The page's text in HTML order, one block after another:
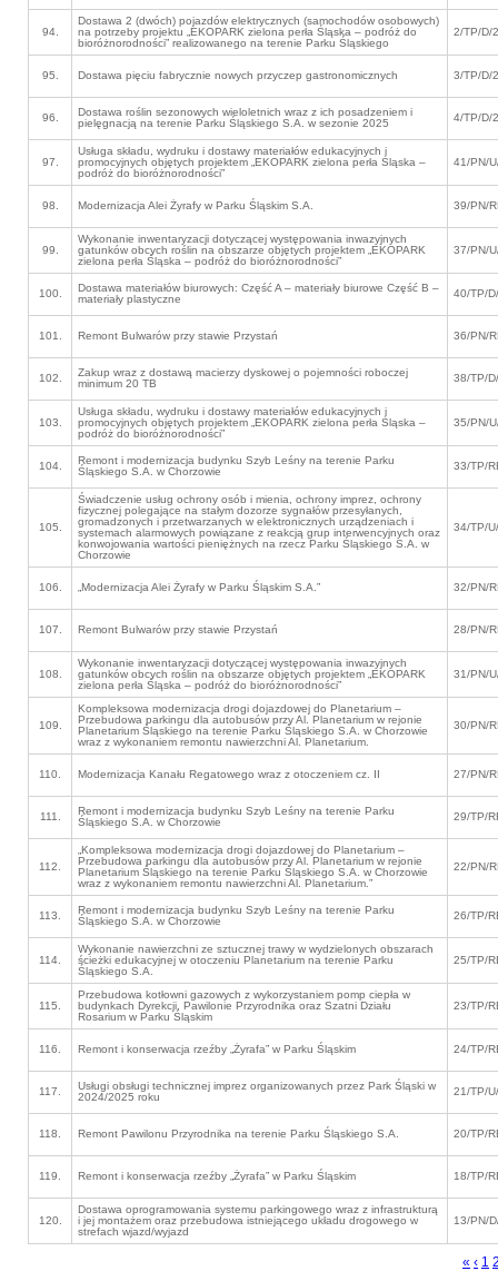
94.
Dostawa 2 (dwóch) pojazdów elektrycznych (samochodów osobowych)
na potrzeby projektu „EKOPARK zielona perła Śląska – podróż do
bioróżnorodności” realizowanego na terenie Parku Śląskiego
2/TP/D/
95. Dostawa pięciu fabrycznie nowych przyczep gastronomicznych 3/TP/D/
96.
Dostawa roślin sezonowych wieloletnich wraz z ich posadzeniem i
pielęgnacją na terenie Parku Śląskiego S.A. w sezonie 2025
4/TP/D/
97.
Usługa składu, wydruku i dostawy materiałów edukacyjnych i
promocyjnych objętych projektem „EKOPARK zielona perła Śląska –
podróż do bioróżnorodności”
41/PN/
98. Modernizacja Alei Żyrafy w Parku Śląskim S.A. 39/PN/
99.
Wykonanie inwentaryzacji dotyczącej występowania inwazyjnych
gatunków obcych roślin na obszarze objętych projektem „EKOPARK
zielona perła Śląska – podróż do bioróżnorodności”
37/PN/
100.
Dostawa materiałów biurowych: Część A – materiały biurowe Część B –
materiały plastyczne
40/TP/
101. Remont Bulwarów przy stawie Przystań 36/PN/
102.
Zakup wraz z dostawą macierzy dyskowej o pojemności roboczej
minimum 20 TB
38/TP/
103.
Usługa składu, wydruku i dostawy materiałów edukacyjnych i
promocyjnych objętych projektem „EKOPARK zielona perła Śląska –
podróż do bioróżnorodności”
35/PN/
104.
Remont i modernizacja budynku Szyb Leśny na terenie Parku
Śląskiego S.A. w Chorzowie
33/TP/
105.
Świadczenie usług ochrony osób i mienia, ochrony imprez, ochrony
fizycznej polegające na stałym dozorze sygnałów przesyłanych,
gromadzonych i przetwarzanych w elektronicznych urządzeniach i
systemach alarmowych powiązane z reakcją grup interwencyjnych oraz
konwojowania wartości pieniężnych na rzecz Parku Śląskiego S.A. w
Chorzowie
34/TP/
106. „Modernizacja Alei Żyrafy w Parku Śląskim S.A.” 32/PN/
107. Remont Bulwarów przy stawie Przystań 28/PN/
108.
Wykonanie inwentaryzacji dotyczącej występowania inwazyjnych
gatunków obcych roślin na obszarze objętych projektem „EKOPARK
zielona perła Śląska – podróż do bioróżnorodności”
31/PN/
109.
Kompleksowa modernizacja drogi dojazdowej do Planetarium –
Przebudowa parkingu dla autobusów przy Al. Planetarium w rejonie
Planetarium Śląskiego na terenie Parku Śląskiego S.A. w Chorzowie
wraz z wykonaniem remontu nawierzchni Al. Planetarium.
30/PN/
110. Modernizacja Kanału Regatowego wraz z otoczeniem cz. II 27/PN/
111.
Remont i modernizacja budynku Szyb Leśny na terenie Parku
Śląskiego S.A. w Chorzowie
29/TP/
112.
„Kompleksowa modernizacja drogi dojazdowej do Planetarium –
Przebudowa parkingu dla autobusów przy Al. Planetarium w rejonie
Planetarium Śląskiego na terenie Parku Śląskiego S.A. w Chorzowie
wraz z wykonaniem remontu nawierzchni Al. Planetarium.”
22/PN/
113.
Remont i modernizacja budynku Szyb Leśny na terenie Parku
Śląskiego S.A. w Chorzowie
26/TP/
114.
Wykonanie nawierzchni ze sztucznej trawy w wydzielonych obszarach
ścieżki edukacyjnej w otoczeniu Planetarium na terenie Parku
Śląskiego S.A.
25/TP/
115.
Przebudowa kotłowni gazowych z wykorzystaniem pomp ciepła w
budynkach Dyrekcji, Pawilonie Przyrodnika oraz Szatni Działu
Rosarium w Parku Śląskim
23/TP/
116. Remont i konserwacja rzeźby „Żyrafa” w Parku Śląskim 24/TP/
117.
Usługi obsługi technicznej imprez organizowanych przez Park Śląski w
2024/2025 roku
21/TP/
118. Remont Pawilonu Przyrodnika na terenie Parku Śląskiego S.A. 20/TP/
119. Remont i konserwacja rzeźby „Żyrafa” w Parku Śląskim 18/TP/
120.
Dostawa oprogramowania systemu parkingowego wraz z infrastrukturą
i jej montażem oraz przebudowa istniejącego układu drogowego w
strefach wjazd/wyjazd
13/PN/
« ‹ 1